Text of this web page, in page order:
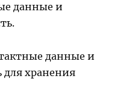
данные и
данные и
для хранения